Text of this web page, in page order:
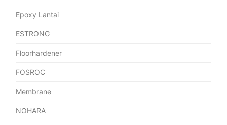
Epoxy Lantai
ESTRONG
Floorhardener
FOSROC
Membrane
NOHARA